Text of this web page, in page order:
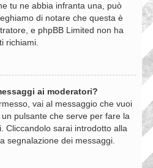
tu ne abbia infranta una, può
di notare che questa è
e phpBB Limited non ha
richiami.
ai moderatori?
vai al messaggio che vuoi
pulsante che serve per fare la
Cliccandolo sarai introdotto alla
segnalazione dei messaggi.